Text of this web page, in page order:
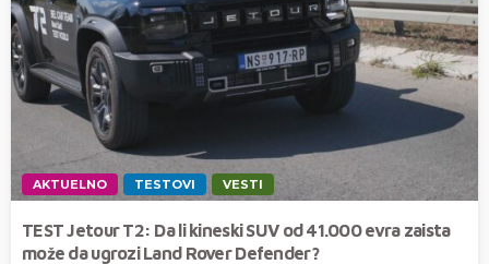
AKTUELNO TESTOVI VESTI
TEST Jetour T2: Da li kineski SUV od 41.000 evra zaista
može da ugrozi Land Rover Defender?